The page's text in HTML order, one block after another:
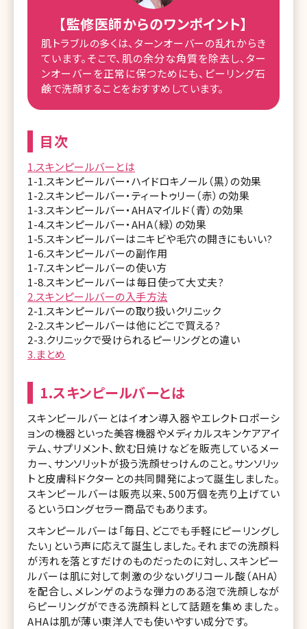
【監修医師からのワンポイント】
肌トラブルの多くは、ターンオーバーの乱れからき
ています。そこで、肌の余分な角質を除去し、ター
ンオーバーを正常に保つためにも、ピーリング石
鹸で洗顔することをおすすめしています。
目次
1.スキンピールバーとは
1-1.スキンピールバー・ハイドロキノール（黒）の効果
1-2.スキンピールバー・ティートゥリー（赤）の効果
1-3.スキンピールバー・AHAマイルド（青）の効果
1-4.スキンピールバー・AHA（緑）の効果
1-5.スキンピールバーはニキビや毛穴の開きにもいい?
1-6.スキンピールバーの副作用
1-7.スキンピールバーの使い方
1-8.スキンピールバーは毎日使って大丈夫?
2.スキンピールバーの入手方法
2-1.スキンピールバーの取り扱いクリニック
2-2.スキンピールバーは他にどこで買える?
2-3.クリニックで受けられるピーリングとの違い
3.まとめ
1.スキンピールバーとは
スキンピールバーとはイオン導入器やエレクトロポーシ
ョンの機器といった美容機器やメディカルスキンケアアイ
テム、サプリメント、飲む日焼けなどを販売しているメー
カー、サンソリットが扱う洗顔せっけんのこと。サンソリッ
トと皮膚科ドクターとの共同開発によって誕生しました。
スキンピールバーは販売以来、500万個を売り上げてい
るというロングセラー商品でもあります。
スキンピールバーは「毎日、どこでも手軽にピーリングし
たい」という声に応えて誕生しました。それまでの洗顔料
が汚れを落とすだけのものだったのに対し、スキンピー
ルバーは肌に対して刺激の少ないグリコール酸（AHA）
を配合し、メレンゲのような弾力のある泡で洗顔しなが
らピーリングができる洗顔料として話題を集めました。
AHAは肌が薄い東洋人でも使いやすい成分です。